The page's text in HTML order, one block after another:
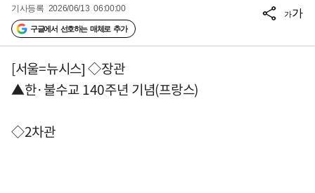
기사등록 2026/06/13 06:00:00
구글에서 선호하는 매체로 추가
가가
[서울=뉴시스] ◇장관
▲한·불수교 140주년 기념(프랑스)
◇2차관